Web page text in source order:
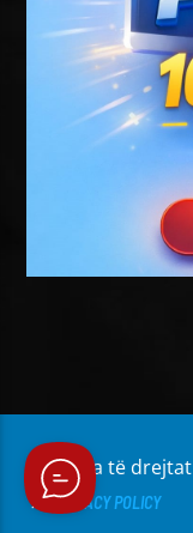
Të gjitha të
PRIVACY POLICY